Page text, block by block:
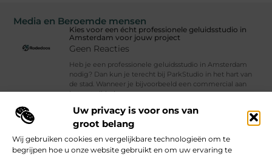
Uw privacy is voor ons van
groot belang
Wij gebruiken cookies en vergelijkbare technologieën om te
begrijpen hoe u onze website gebruikt en om uw ervaring te
Media en Beroemde mensen
Kies voor een écht professionele geluidsstudio in
Amsterdam voor jouw project
Geen Reacties
Heb je een professionele geluidsstudio in Amsterdam
nodig? Dan kun je terecht bij ParkStudio in het hart van
de stad. Wanneer je bijvoorbeeld een commercial aan
het ontwikkelen, een app
Vind Ons Hier :